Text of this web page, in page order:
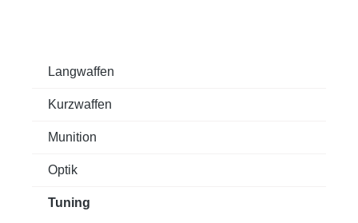
Langwaffen
Kurzwaffen
Munition
Optik
Tuning